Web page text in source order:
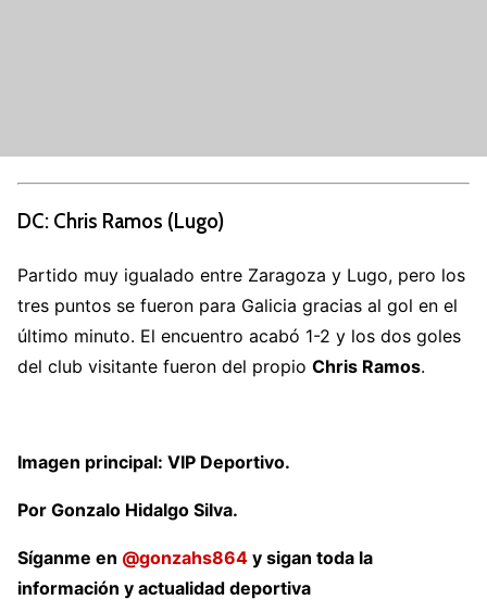
DC: Chris Ramos (Lugo)
Partido muy igualado entre Zaragoza y Lugo, pero los
tres puntos se fueron para Galicia gracias al gol en el
último minuto. El encuentro acabó 1-2 y los dos goles
del club visitante fueron del propio Chris Ramos.
Imagen principal: VIP Deportivo.
Por Gonzalo Hidalgo Silva.
Síganme en @gonzahs864 y sigan toda la
información y actualidad deportiva